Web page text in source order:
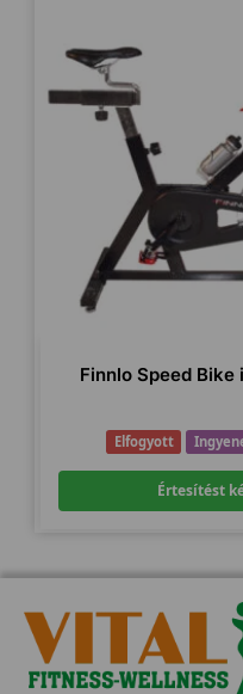
Finnlo Speed
Elfogyott
Értesítést